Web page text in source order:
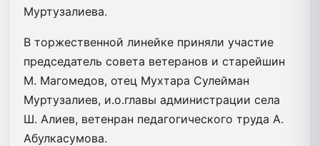
Муртузалиева.
В торжественной линейке приняли участие
председатель совета ветеранов и старейшин
М. Магомедов, отец Мухтара Сулейман
Муртузалиев, и.о.главы администрации села
Ш. Алиев, ветенран педагогического труда А.
Абулкасумова.